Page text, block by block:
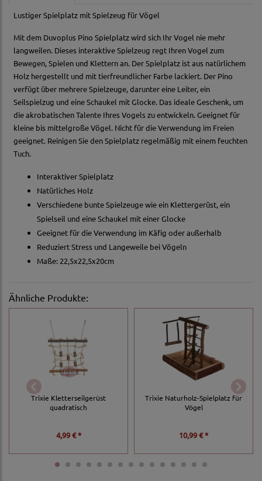
Lustiger Spielplatz mit Spielzeug für Vögel
Mit dem Duvoplus Pino Spielplatz wird sich Ihr Vogel nie mehr
langweilen. Dieses interaktive Spielzeug regt Ihren Vogel zum
Bewegen, Spielen und Klettern an. Der Spielplatz ist aus natürlichem
Holz hergestellt und mit tierfreundlicher Farbe lackiert. Der Pino
verfügt über mehrere Spielzeuge, darunter eine Leiter, ein
Seilspielzug und eine Schaukel mit Glocke. Das ideale Geschenk, um
die akrobatischen Talente Ihres Vogels zu entwickeln. Geeignet für
kleine bis mittelgroße Vögel. Nicht für die Verwendung im Freien
geeignet. Reinigen Sie den Spielplatz regelmäßig mit einem feuchten
Tuch.
Interaktiver Spielplatz
Natürliches Holz
Verschiedene bunte Spielzeuge wie ein Klettergerüst, ein
Spielseil und eine Schaukel mit einer Glocke
Geeignet für die Verwendung im Käfig oder außerhalb
Reduziert Stress und Langeweile bei Vögeln
Maße: 22,5x22,5x20cm
Ähnliche Produkte:
Trixie Kletterseilgerüst
quadratisch
4,99 € *
Trixie Naturholz-Spielplatz für
Vögel
10,99 € *